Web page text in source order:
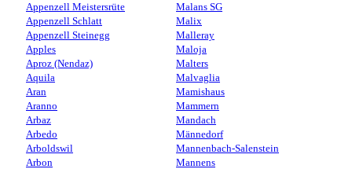
Appenzell Meistersrüte
Appenzell Schlatt
Appenzell Steinegg
Apples
Aproz (Nendaz)
Aquila
Aran
Aranno
Arbaz
Arbedo
Arboldswil
Arbon
Malans SG
Malix
Malleray
Maloja
Malters
Malvaglia
Mamishaus
Mammern
Mandach
Männedorf
Mannenbach-Salenstein
Mannens